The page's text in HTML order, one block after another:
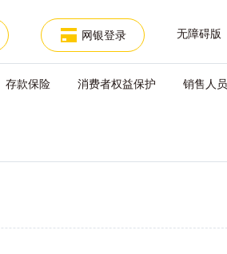
无障碍版
网银登录
存款保险 消费者权益保护 销售人